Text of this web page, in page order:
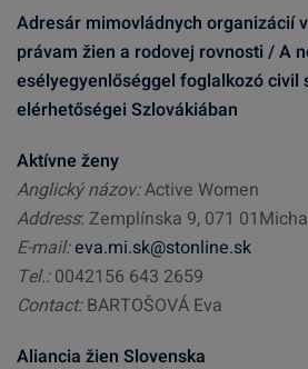
Adresár mimovládnych organizácií
právam žien a rodovej rovnosti / A
esélyegyenlőséggel foglalkozó civil
elérhetőségei Szlovákiában
Aktívne ženy
Anglický názov:Active Women
Address: Zemplínska 9, 071
E-mail:eva.mi.sk@stonline.sk
Tel.:0042156 643 2659
Contact:BARTOŠOVÁ Eva
Aliancia žien Slovenska